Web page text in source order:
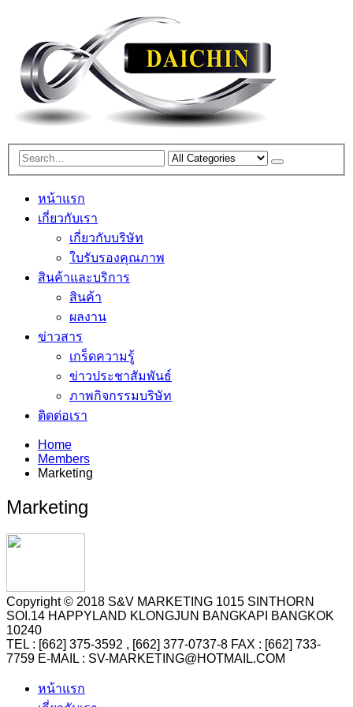
หน้าแรก
เกี่ยวกับเรา
เกี่ยวกับบริษัท
ใบรับรองคุณภาพ
สินค้าและบริการ
สินค้า
ผลงาน
ข่าวสาร
เกร็ดความรู้
ข่าวประชาสัมพันธ์
ภาพกิจกรรมบริษัท
ติดต่อเรา
Home
Members
Marketing
Marketing
Copyright © 2018 S&V MARKETING 1015 SINTHORN
SOI.14 HAPPYLAND KLONGJUN BANGKAPI BANGKOK
10240
TEL : [662] 375-3592 , [662] 377-0737-8 FAX : [662] 733-
7759 E-MAIL : SV-MARKETING@HOTMAIL.COM
หน้าแรก